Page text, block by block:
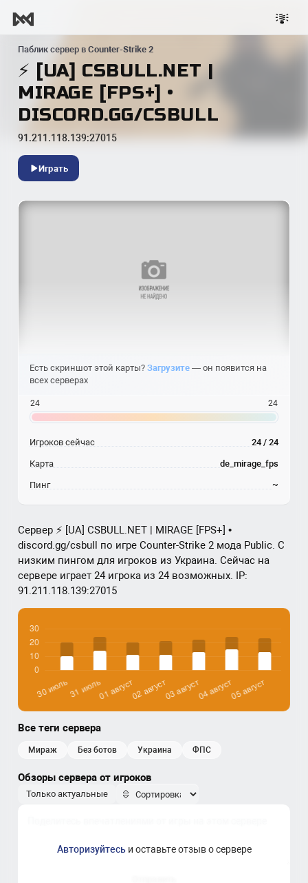
Паблик сервер в Counter-Strike 2
⚡ [UA] CSBULL.NET |
MIRAGE [FPS+] •
DISCORD.GG/CSBULL
91.211.118.139:27015
Играть
Сервер ⚡ [UA] CSBULL.NET | MIRAGE [FPS+] •
discord.gg/csbull по игре Counter-Strike 2 мода Public. С
низким пингом для игроков из Украина. Сейчас на
сервере играет 24 игрока из 24 возможных. IP:
91.211.118.139:27015
Все теги сервера
мираж без ботов украина ФПС
Обзоры сервера от игроков
Только актуальные
Авторизуйтесьи оставьте отзыв о сервере
Есть скриншот этой карты? Загрузите — он появится на
всех серверах
24 24
Игроков сейчас 24 / 24
Карта de_mirage_fps
Пинг ~